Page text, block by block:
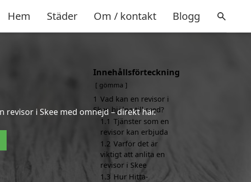
Hem Städer Om / kontakt Blogg
i Skee med omnejd – direkt här.
Innehållsförteckning
gömma
1 Vad kan en revisor i
Skee hjälpa till med?
1.1 Tjänster som en
revisor kan erbjuda
1.2 Varför det är
viktigt att anlita en
revisor i Skee
1.3 Hur Hitta-